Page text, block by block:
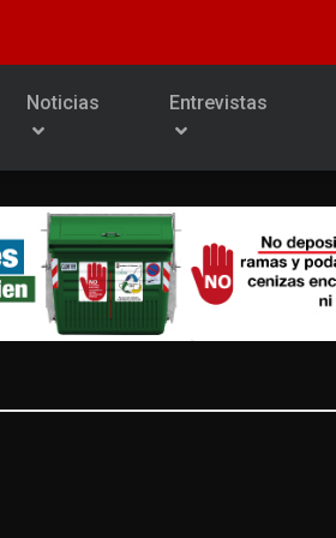
Noticias Entrevistas